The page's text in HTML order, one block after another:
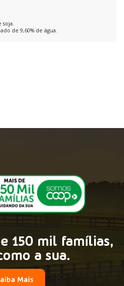
de 9,60% de água.
150 mil famílias,
a sua.
Mais